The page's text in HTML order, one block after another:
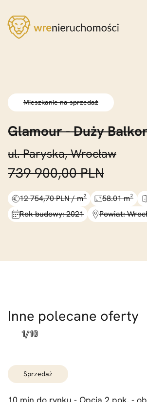
Mieszkanie na sprzedaż
Glamour -Duży
ul. Paryska, Wrocław
739 900,00 PLN
12 754,70 PLN / m² 58.01 m²
Rok budowy: 2021
Powiat:
Inne polecane oferty
sprzedaż